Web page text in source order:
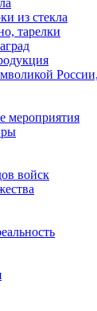
из стекла
тарелки
мероприятия
войск